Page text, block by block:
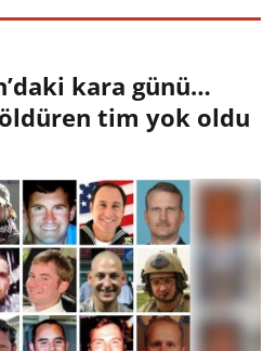
kara günü…
tim yok oldu